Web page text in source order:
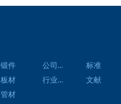
公司新闻
行业新闻
标准
文献
锻件
板材
管材